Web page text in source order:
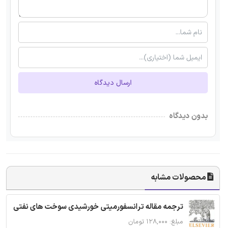
ارسال دیدگاه
بدون دیدگاه
محصولات مشابه
ترجمه مقاله ترانسفورمیتی خورشیدی سوخت های نفتی
مبلغ: ۱۲۸,۰۰۰ تومان